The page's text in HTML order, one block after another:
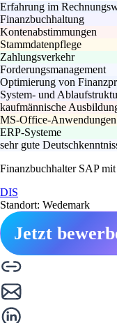
Erfahrung im
Finanzbuchhaltung
Kontenabstimmungen
Stammdatenpflege
Zahlungsverkehr
Forderungsmanagement
Optimierung von
System- und
kaufmännische
MS-Office-Anwendungen
ERP-Systeme
sehr gute
Finanzbuchhalter SAP
DIS
Standort: Wedemark
Jetzt